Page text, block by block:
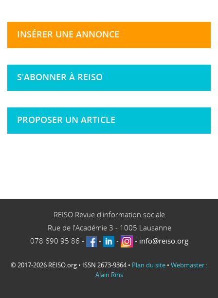
INSÉRER UNE ANNONCE
S'ABONNER À REISO
PROPOSER UN ARTICLE
REISO Revue d'information sociale
Rue de l'Académie 3 - 1005 Lausanne
078 690 95 86 - - - - info@reiso.org
© 2017-2026 REISO.org • ISSN 2673-9364 • Plan du site • Webmaster :
Alain Rihs